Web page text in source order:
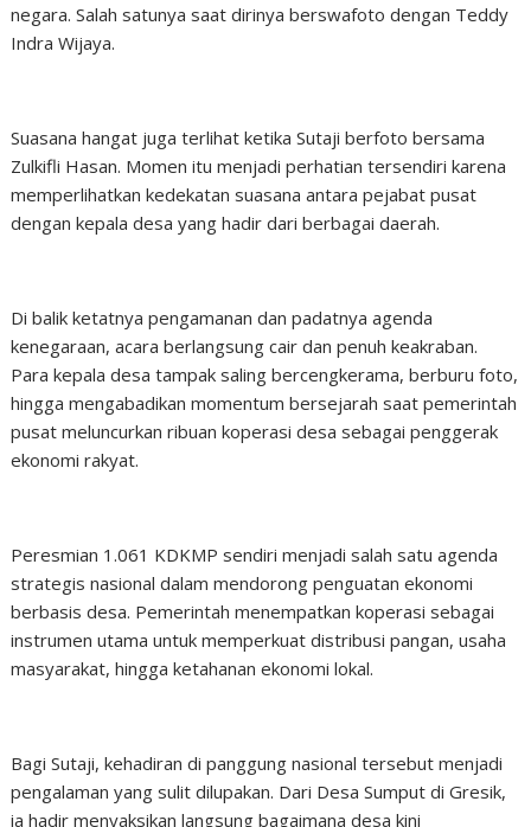
negara. Salah satunya saat dirinya berswafoto dengan Teddy
Indra Wijaya.
Suasana hangat juga terlihat ketika Sutaji berfoto bersama
Zulkifli Hasan. Momen itu menjadi perhatian tersendiri karena
memperlihatkan kedekatan suasana antara pejabat pusat
dengan kepala desa yang hadir dari berbagai daerah.
Di balik ketatnya pengamanan dan padatnya agenda
kenegaraan, acara berlangsung cair dan penuh keakraban.
Para kepala desa tampak saling bercengkerama, berburu foto,
hingga mengabadikan momentum bersejarah saat pemerintah
pusat meluncurkan ribuan koperasi desa sebagai penggerak
ekonomi rakyat.
Peresmian 1.061 KDKMP sendiri menjadi salah satu agenda
strategis nasional dalam mendorong penguatan ekonomi
berbasis desa. Pemerintah menempatkan koperasi sebagai
instrumen utama untuk memperkuat distribusi pangan, usaha
masyarakat, hingga ketahanan ekonomi lokal.
Bagi Sutaji, kehadiran di panggung nasional tersebut menjadi
pengalaman yang sulit dilupakan. Dari Desa Sumput di Gresik,
ia hadir menyaksikan langsung bagaimana desa kini